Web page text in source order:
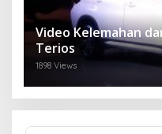
Video Kelemahan
Terios
1898 Views